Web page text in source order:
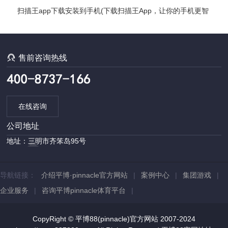
探索各国文明发展编年史)
扫描王app下载安装到手机(下载扫描王App，让你的手机更智
售前咨询热线
在线咨询
公司地址
地址：三明市齐笨岛95号
导航链接： 介绍平博·pinnacle官方网站 | 案例中心 | 集团游戏 |
企业服务 | 咨询平博pinnacle体育平台 |
CopyRight © 平博88(pinnacle)官方网站 2007-2024